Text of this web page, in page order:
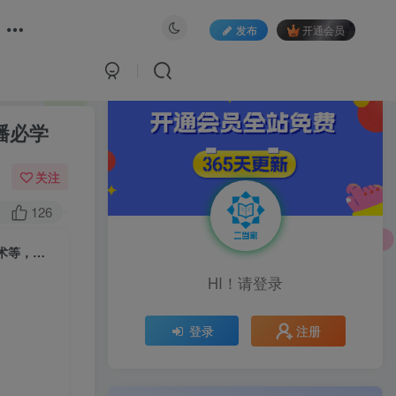
发布 开通会员
必学
关注
126
暴躁迪迪2023年主播课，快速教你掌握主播底层逻辑，开场留人、塑品话术等，带货主播必学
HI！请登录
登录 注册